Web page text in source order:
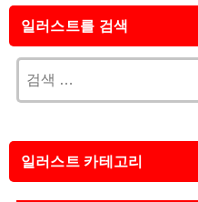
일러스트를 검색
일러스트 카테고리